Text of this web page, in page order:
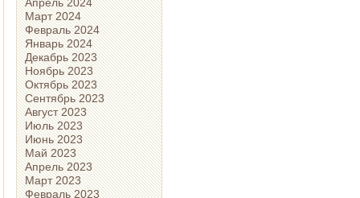
Март 2024
Февраль 2024
Январь 2024
Декабрь 2023
Ноябрь 2023
Октябрь 2023
Сентябрь 2023
Август 2023
Июль 2023
Июнь 2023
Май 2023
Апрель 2023
Март 2023
Февраль 2023